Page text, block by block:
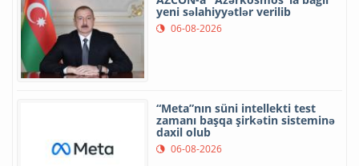
yeni səlahiyyətlər verilib
06-08-2026
“Meta”nın süni intellekti test
zamanı başqa şirkətin sisteminə
daxil olub
06-08-2026